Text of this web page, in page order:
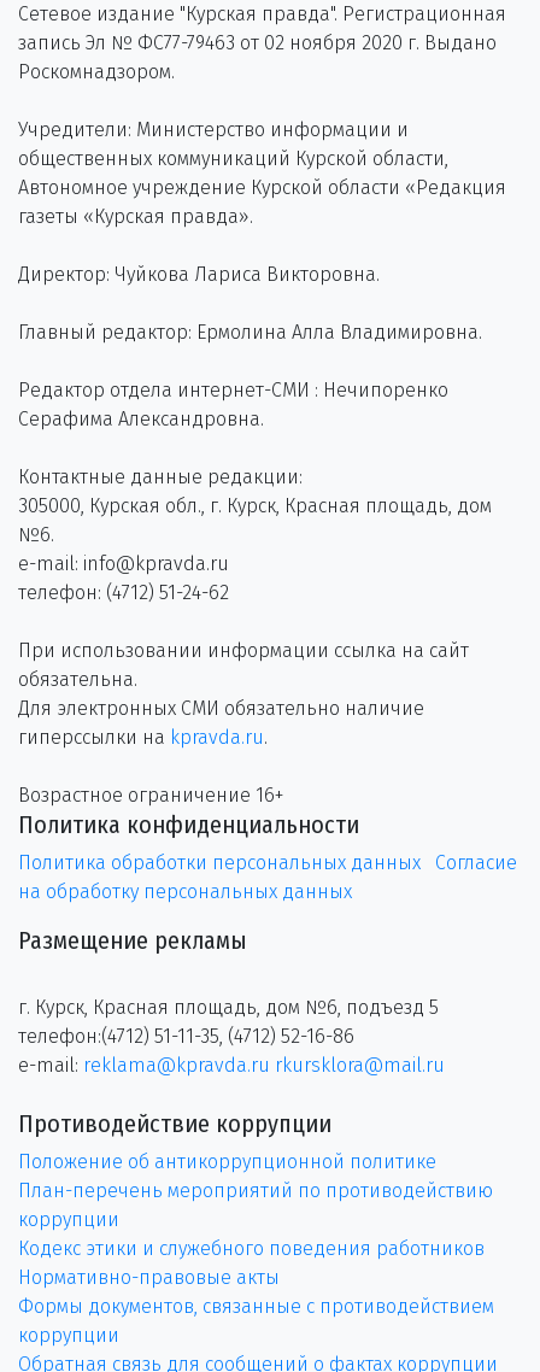
Сетевое издание "Курская правда". Регистрационная
запись Эл № ФС77-79463 от 02 ноября 2020 г. Выдано
Роскомнадзором.
Учредители: Министерство информации и
общественных коммуникаций Курской области,
Автономное учреждение Курской области «Редакция
газеты «Курская правда».
Директор: Чуйкова Лариса Викторовна.
Главный редактор: Ермолина Алла Владимировна.
Редактор отдела интернет-СМИ : Нечипоренко
Серафима Александровна.
Контактные данные редакции:
305000, Курская обл., г. Курск, Красная площадь, дом
№6.
e-mail: info@kpravda.ru
телефон: (4712) 51-24-62
При использовании информации ссылка на сайт
обязательна.
Для электронных СМИ обязательно наличие
гиперссылки на kpravda.ru.
Возрастное ограничение 16+
Политика конфиденциальности
Политика обработки персональных данных
Согласие
на обработку персональных данных
Размещение рекламы
г. Курск, Красная площадь, дом №6, подъезд 5
телефон:(4712) 51-11-35, (4712) 52-16-86
e-mail: reklama@kpravda.ru rkursklora@mail.ru
Противодействие коррупции
Положение об антикоррупционной политике
План-перечень мероприятий по противодействию
коррупции
Кодекс этики и служебного поведения работников
Нормативно-правовые акты
Формы документов, связанные с противодействием
коррупции
Обратная связь для сообщений о фактах коррупции